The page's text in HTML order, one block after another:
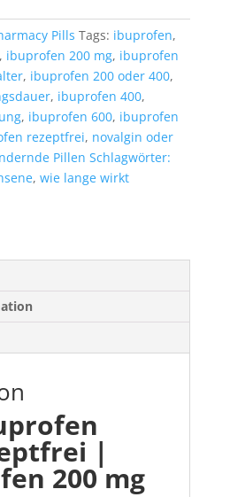
Pills Tags: ibuprofen,
ibuprofen 200 mg, ibuprofen
, ibuprofen 200 oder 400,
, ibuprofen 400,
, ibuprofen 600, ibuprofen
rezeptfrei, novalgin oder
Pillen Schlagwörter:
, wie lange wirkt
|
200 mg